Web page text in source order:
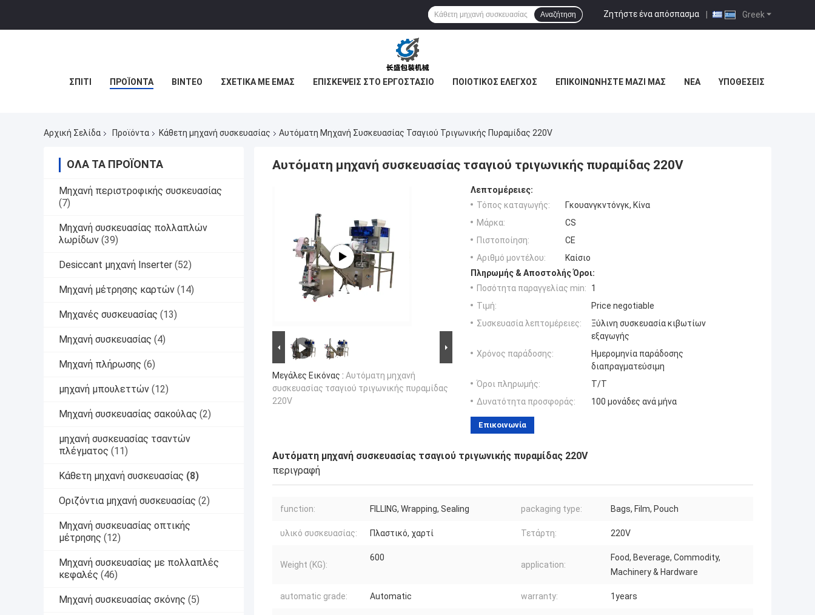
Greek
Ζητήστε ένα απόσπασμα |
Αναζήτηση
ΣΠΊΤΙ ΠΡΟΪΌΝΤΑ ΒΊΝΤΕΟ ΣΧΕΤΙΚΆ ΜΕ ΕΜΆΣ ΕΠΙΣΚΈΨΕΙΣ ΣΤΟ ΕΡΓΟΣΤΆΣΙΟ ΠΟΙΟΤΙΚΌΣ ΈΛΕΓΧΟΣ ΕΠΙΚΟΙΝΩΝΉΣΤΕ ΜΑΖΊ ΜΑΣ ΝΈΑ ΥΠΟΘΈΣΕΙΣ
Αρχική Σελίδα Προϊόντα Κάθετη μηχανή συσκευασίας Αυτόματη Μηχανή Συσκευασίας Τσαγιού Τριγωνικής Πυραμίδας 220V
ΌΛΑ ΤΑ ΠΡΟΪΌΝΤΑ
Μηχανή περιστροφικής συσκευασίας
(7)
Μηχανή συσκευασίας πολλαπλών
λωρίδων (39)
Desiccant μηχανή Inserter (52)
Μηχανή μέτρησης καρτών (14)
Μηχανές συσκευασίας (13)
Μηχανή συσκευασίας (4)
Μηχανή πλήρωσης (6)
μηχανή μπουλεττών (12)
Μηχανή συσκευασίας σακούλας (2)
μηχανή συσκευασίας τσαντών
πλέγματος (11)
Κάθετη μηχανή συσκευασίας (8)
Οριζόντια μηχανή συσκευασίας (2)
Μηχανή συσκευασίας οπτικής
μέτρησης (12)
Μηχανή συσκευασίας με πολλαπλές
κεφαλές (46)
Μηχανή συσκευασίας σκόνης (5)
Αυτόματη μηχανή συσκευασίας τσαγιού τριγωνικής πυραμίδας 220V
Μεγάλες Εικόνας : Αυτόματη μηχανή
συσκευασίας τσαγιού τριγωνικής πυραμίδας
220V
Λεπτομέρειες:
Τόπος καταγωγής:
Γκουανγκντόνγκ, Κίνα
Μάρκα:
CS
Πιστοποίηση:
CE
Αριθμό μοντέλου:
Καίσιο
Πληρωμής & Αποστολής Όροι:
Ποσότητα παραγγελίας min:
1
Τιμή:
Price negotiable
Συσκευασία λεπτομέρειες:
Ξύλινη συσκευασία κιβωτίων
εξαγωγής
Χρόνος παράδοσης:
Ημερομηνία παράδοσης
διαπραγματεύσιμη
Όροι πληρωμής:
Τ/Τ
Δυνατότητα προσφοράς:
100 μονάδες ανά μήνα
Επικοινωνία
Αυτόματη μηχανή συσκευασίας τσαγιού τριγωνικής πυραμίδας 220V
περιγραφή
function: FILLING, Wrapping, Sealing packaging type: Bags, Film, Pouch
υλικό συσκευασίας: Πλαστικό, χαρτί Τετάρτη: 220V
Weight (KG):
600
application:
Food, Beverage, Commodity,
Machinery & Hardware
automatic grade: Automatic warranty: 1years